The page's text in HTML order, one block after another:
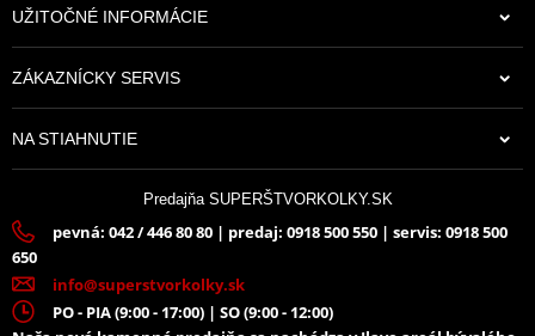
UŽITOČNÉ INFORMÁCIE
ZÁKAZNÍCKY SERVIS
NA STIAHNUTIE
Predajňa SUPERŠTVORKOLKY.SK
pevná: 042 / 446 80 80 | predaj: 0918 500 550 | servis: 0918 500
650
info@superstvorkolky.sk
PO - PIA (9:00 - 17:00) | SO (9:00 - 12:00)